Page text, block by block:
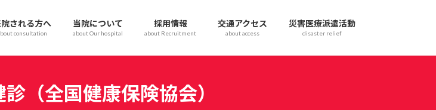
される方へ
consultation
当院について
about Our hospital
採用情報
about Recruitment
交通アクセス
about access
災害医療派遣活動
disaster relief
（全国健康保険協会）